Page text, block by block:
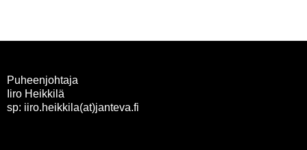
Puheenjohtaja
Iiro Heikkilä
sp: iiro.heikkila(at)janteva.fi